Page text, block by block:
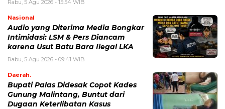
Rabu, 5 Agu 2026 - 15:54 WIB
Nasional
Audio yang Diterima Media Bongkar
Intimidasi: LSM & Pers Diancam
karena Usut Batu Bara Ilegal LKA
Rabu, 5 Agu 2026 - 09:41 WIB
Daerah.
Bupati Palas Didesak Copot Kades
Gunung Malintang, Buntut dari
Dugaan Keterlibatan Kasus